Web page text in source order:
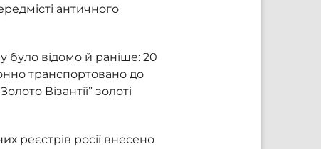
античного
було відомо й раніше: 20
транспортовано до
Візантії” золоті
реєстрів росії внесено